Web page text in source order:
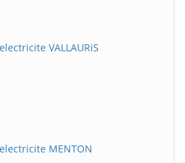
VALLAURiS
MENTON